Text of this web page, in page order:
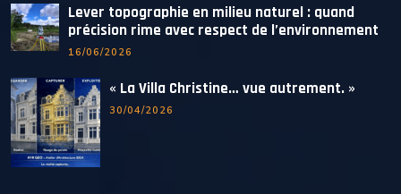
Lever topographie en milieu naturel : quand
précision rime avec respect de l’environnement
16/06/2026
« La Villa Christine… vue autrement. »
30/04/2026